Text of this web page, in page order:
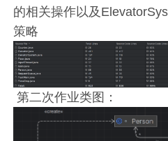
的相关操作以及
策略
第二次作业类图：